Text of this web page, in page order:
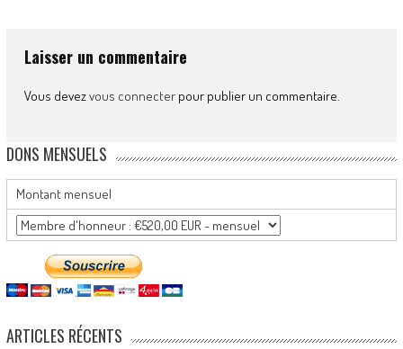
Laisser un commentaire
Vous devezvous connecterpour publier un commentaire.
DONS MENSUELS
Montant mensuel
ARTICLES RÉCENTS